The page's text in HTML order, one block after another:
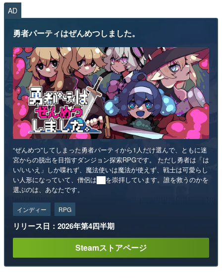
AD
勇者パーティはぜんめつしました。
“ぜんめつ”してしまった勇者パーティから1人だけ選んで、ともに迷
宮からの脱出を目指すダンジョン探索RPGです。 ただし勇者は「は
い/いいえ」しか喋れず、魔法使いは魔法が使えず、戦士は可愛らし
い人形になっていて、僧侶は██を崇拝しています。誰を救うのかを
選ぶのは、あなたです。
インディー RPG
リリース日：2026年第4四半期
Steamストアページ